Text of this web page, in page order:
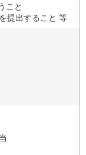
こと
提出すること 等